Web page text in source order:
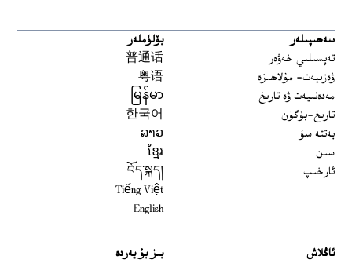
سەھىپىلەر
تەپسىلىي خەۋەر
ۋەزىيەت- مۇلاھىزە
مەدەنىيەت ۋە تارىخ
تارىخ-بۈگۈن
يەتتە سۇ
سىن
ئارخىپ
بۆلۈملەر
普通话
粤语
မြန်မာ
한국어
ລາວ
ខ្មែរ
བོད་སྐད།
Tiếng Việt
English
ئاڭلاش
بىز بۇ يەردە